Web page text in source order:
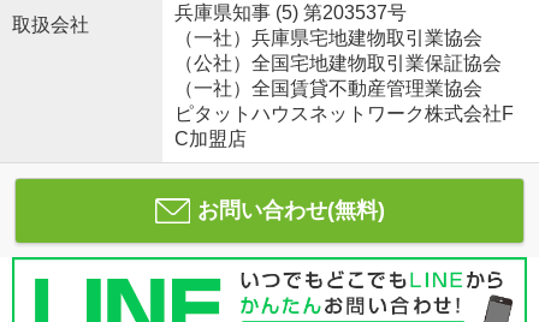
取扱会社
兵庫県知事 (5) 第203537号
（一社）兵庫県宅地建物取引業協会
（公社）全国宅地建物取引業保証協会
（一社）全国賃貸不動産管理業協会
ピタットハウスネットワーク株式会社F
C加盟店
お問い合わせ(無料)